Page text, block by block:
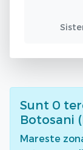
Sunt 0
Botosani
Mareste